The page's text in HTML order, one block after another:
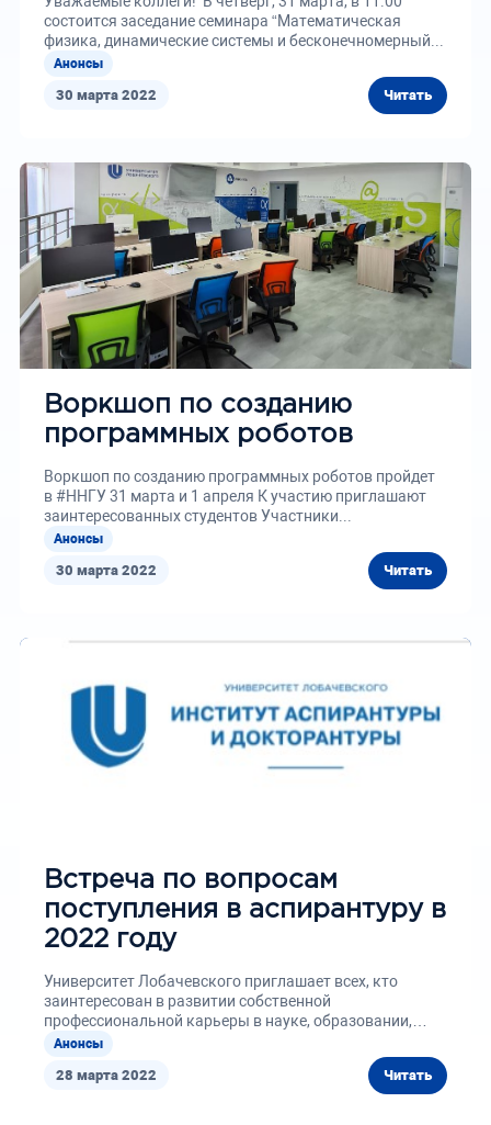
30 марта 2022 Читать
состоится заседание семинара “Математическая
физика, динамические системы и бесконечномерный...
Анонсы
30 марта 2022 Читать
Воркшоп по созданию
программных роботов
Воркшоп по созданию программных роботов пройдет
в #ННГУ 31 марта и 1 апреля К участию приглашают
заинтересованных студентов Участники...
Анонсы
28 марта 2022 Читать
Встреча по вопросам
поступления в аспирантуру в
2022 году
Университет Лобачевского приглашает всех, кто
заинтересован в развитии собственной
профессиональной карьеры в науке, образовании,
наукоемких направлениях бизнеса...
Анонсы